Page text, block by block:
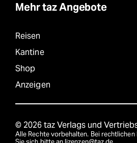
Mehr taz Angebote
Reisen
Kantine
Shop
Anzeigen
© 2026 taz Verlags und
Alle Rechte vorbehalten. Bei